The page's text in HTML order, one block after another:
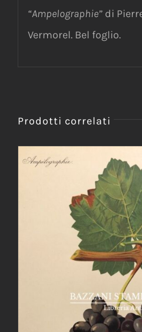
“Ampelographie” di
Vermorel. Bel foglio.
Prodotti correlati
AGGIUNGI AL